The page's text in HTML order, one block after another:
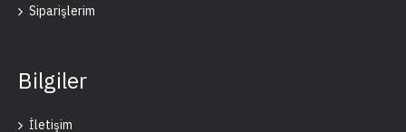
Siparişlerim
Bilgiler
İletişim